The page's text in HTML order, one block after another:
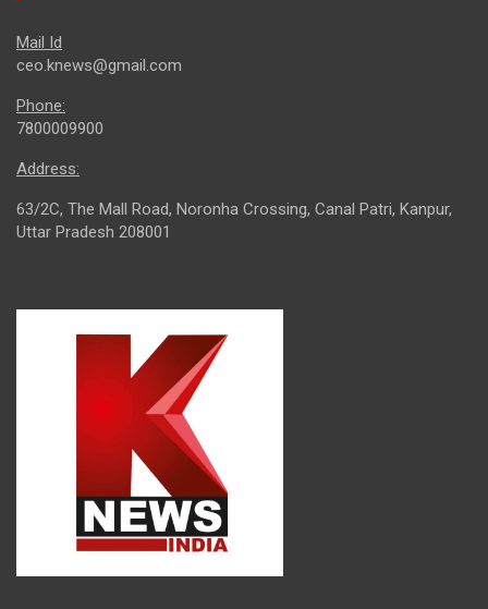
Mail Id
ceo.knews@gmail.com
Phone:
7800009900
Address:
63/2C, The Mall Road, Noronha Crossing, Canal Patri, Kanpur,
Uttar Pradesh 208001